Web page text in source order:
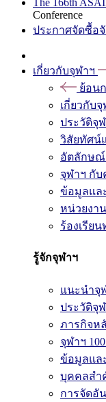
The 166th
Conference
ประกาศจัดซื้อจั
เกี่ยวกับจุฬาฯ
ย้อน
เกี่ยวกับจุ
ประวัติจุ
วิสัยทัศน์
อัตลักษณ์
จุฬาฯ กับ
ข้อมูลแล
หน่วยงา
ร้องเรีย
รู้จักจุฬาฯ
แนะนำจุ
ประวัติจุ
ภารกิจห
จุฬาฯ
ข้อมูลแล
บุคคลสำ
การจัดอั